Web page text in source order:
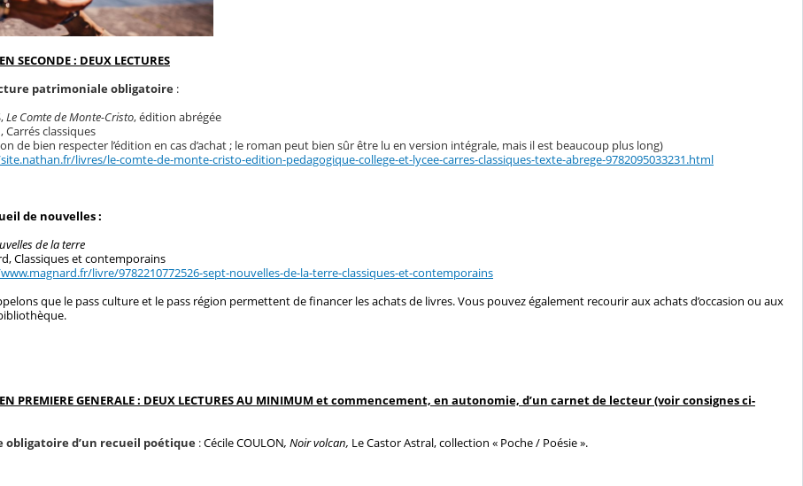
SECONDE : DEUX LECTURES
patrimoniale obligatoire :
Le Comte de Monte-Cristo, édition abrégée
Carrés classiques
de bien respecter l’édition en cas d’achat ; le roman peut bien sûr être lu en version intégrale, mais il est beaucoup plus long)
livres/le-comte-de-monte-cristo-edition-pedagogique-college-et-lycee-carres-classiques-texte-abrege-9782095033231.html
de nouvelles :
de la terre
Classiques et contemporains
livre/9782210772526-sept-nouvelles-de-la-terre-classiques-et-contemporains
que le pass culture et le pass région permettent de financer les achats de livres. Vous pouvez également recourir aux achats d’occasion ou aux
PREMIERE GENERALE : DEUX LECTURES AU MINIMUM et commencement, en autonomie, d’un carnet de lecteur (voir consignes ci-
obligatoire d’un recueil poétique :Cécile COULON, Noir volcan, Le Castor Astral, collection « Poche / Poésie ».